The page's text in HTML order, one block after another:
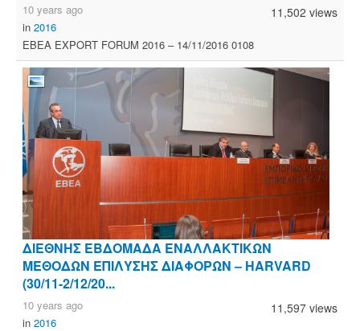
11,502 views
10 years ago
in 2016
ΕΒΕΑ EXPORT FORUM 2016 – 14/11/2016 0108
ΔΙΕΘΝΗΣ ΕΒΔΟΜΑΔΑ ΕΝΑΛΛΑΚΤΙΚΩΝ
ΜΕΘΟΔΩΝ ΕΠΙΛΥΣΗΣ ΔΙΑΦΟΡΩΝ – HARVARD
(30/11-2/12/20...
11,597 views
10 years ago
in 2016